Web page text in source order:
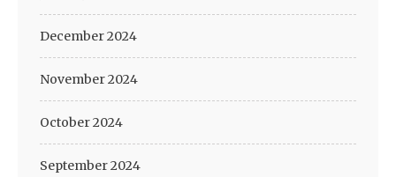
December 2024
November 2024
October 2024
September 2024